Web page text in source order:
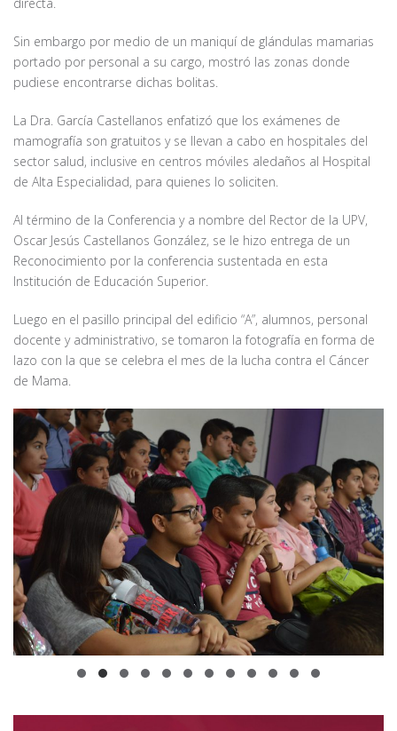
Sin embargo por medio de un maniquí de glándulas mamarias
portado por personal a su cargo, mostró las zonas donde
pudiese encontrarse dichas bolitas.
La Dra. García Castellanos enfatizó que los exámenes de
mamografía son gratuitos y se llevan a cabo en hospitales del
sector salud, inclusive en centros móviles aledaños al Hospital
de Alta Especialidad, para quienes lo soliciten.
Al término de la Conferencia y a nombre del Rector de la UPV,
Oscar Jesús Castellanos González, se le hizo entrega de un
Reconocimiento por la conferencia sustentada en esta
Institución de Educación Superior.
Luego en el pasillo principal del edificio “A”, alumnos, personal
docente y administrativo, se tomaron la fotografía en forma de
lazo con la que se celebra el mes de la lucha contra el Cáncer
de Mama.